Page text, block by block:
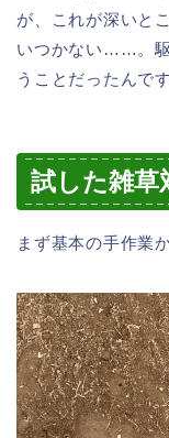
が、これが深いと
いつかない……。駆
うことだったんで
試した雑草
まず基本の手作業か